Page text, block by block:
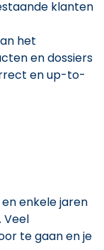
klanten
het
en dossiers
en up-to-
enkele jaren
Veel
te gaan en je